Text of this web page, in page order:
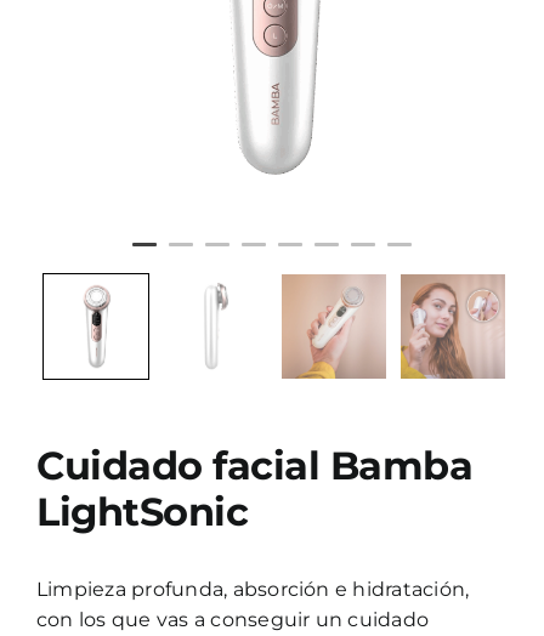
Cuidado facial Bamba
LightSonic
Limpieza profunda, absorción e hidratación,
con los que vas a conseguir un cuidado